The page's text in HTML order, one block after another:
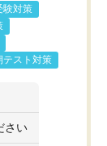
験対策
テスト対策
さい